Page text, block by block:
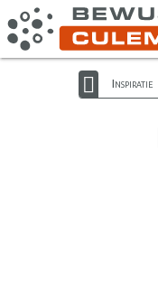
Inspiratie